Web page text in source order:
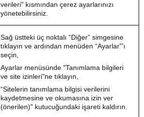
verileri" kısmından çerez ayarlarınızı
yönetebilirsiniz.
Sağ üstteki üç noktalı “Diğer” simgesine
tıklayın ve ardından menüden “Ayarlar”'ı
seçin,
Ayarlar menüsünde "Tanımlama bilgileri
ve site izinleri"ne tıklayın,
“Sitelerin tanımlama bilgisi verilerini
kaydetmesine ve okumasına izin ver
(önerilen)" kutucuğundaki işareti kaldırın.